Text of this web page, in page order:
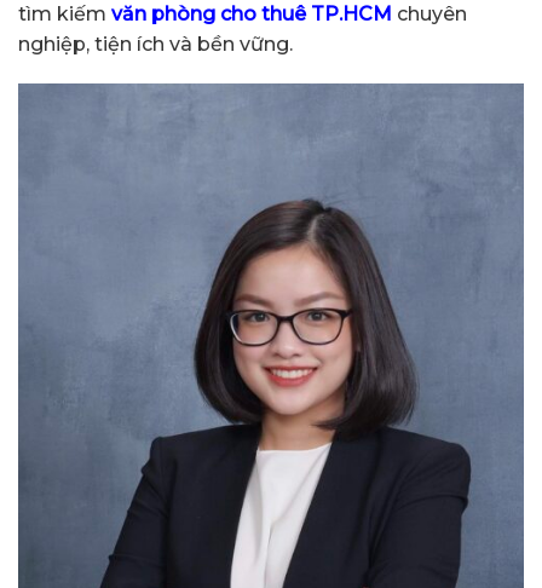
tìm kiếm văn phòng cho thuê TP.HCM chuyên
nghiệp, tiện ích và bền vững.